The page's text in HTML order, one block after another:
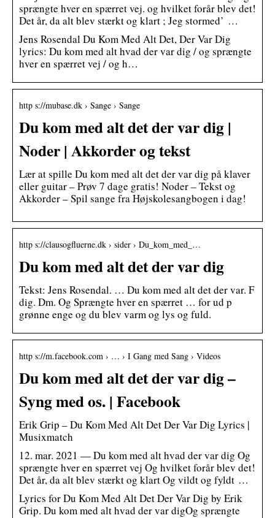
sprængte hver en spærret vej. og hvilket forår blev det!
Det år, da alt blev stærkt og klart ; Jeg stormed’ …
Jens Rosendal Du Kom Med Alt Det, Der Var Dig
lyrics: Du kom med alt hvad der var dig / og sprængte
hver en spærret vej / og h…
http s://mubase.dk › Sange › Sange
Du kom med alt det der var dig |
Noder | Akkorder og tekst
Lær at spille Du kom med alt det der var dig på klaver
eller guitar – Prøv 7 dage gratis! Noder – Tekst og
Akkorder – Spil sange fra Højskolesangbogen i dag!
http s://clausogfluerne.dk › sider › Du_kom_med_…
Du kom med alt det der var dig
Tekst: Jens Rosendal. … Du kom med alt det der var. F
dig. Dm. Og Sprængte hver en spærret … for ud p
grønne enge og du blev varm og lys og fuld.
http s://m.facebook.com › … › I Gang med Sang › Videos
Du kom med alt det der var dig –
Syng med os. | Facebook
Erik Grip – Du Kom Med Alt Det Der Var Dig Lyrics |
Musixmatch
12. mar. 2021 — Du kom med alt hvad der var dig Og
sprængte hver en spærret vej Og hvilket forår blev det!
Det år, da alt blev stærkt og klart Og vildt og fyldt …
Lyrics for Du Kom Med Alt Det Der Var Dig by Erik
Grip. Du kom med alt hvad der var digOg sprængte